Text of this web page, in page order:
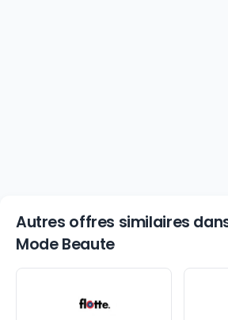
Autres offres similaires
Mode Beaute